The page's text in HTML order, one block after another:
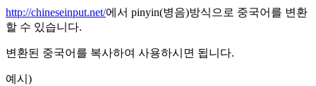
http://chineseinput.net/에서 pinyin(병음)방식으로 중국어를 변환
할 수 있습니다.
변환된 중국어를 복사하여 사용하시면 됩니다.
예시)